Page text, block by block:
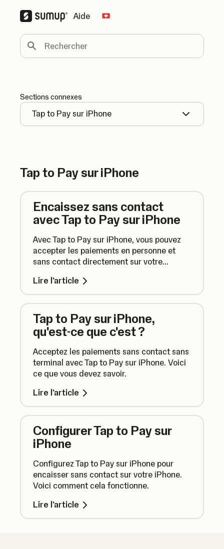
Aide Change country
Rechercher
Sections connexes
Tap to Pay sur iPhone
Tap to Pay sur iPhone
Encaissez sans contact
avec Tap to Pay sur iPhone
Avec Tap to Pay sur iPhone, vous pouvez
accepter les paiements en personne et
sans contact directement sur votre
Lire l'article
Tap to Pay sur iPhone,
qu'est-ce que c'est ?
Acceptez les paiements sans contact sans
terminal avec Tap to Pay sur iPhone. Voici
ce que vous devez savoir.
Lire l'article
Configurer Tap to Pay sur
iPhone
Configurez Tap to Pay sur iPhone pour
encaisser sans contact sur votre iPhone.
Voici comment cela fonctionne.
Lire l'article